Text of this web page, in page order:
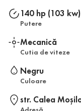
140 hp (103 kw)
Putere
Mecanică
Cutia de viteze
Negru
Culoare
str. Calea